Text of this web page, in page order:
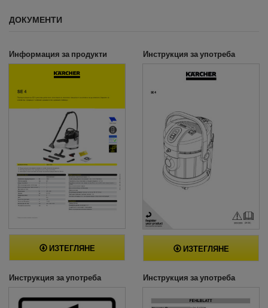
ДОКУМЕНТИ
Информация за продукти
ИЗТЕГЛЯНЕ
Инструкция за употреба
ИЗТЕГЛЯНЕ
Инструкция за употреба Инструкция за употреба